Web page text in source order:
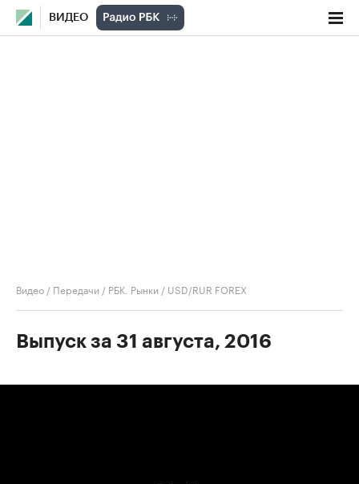
ВИДЕО
Видео / Передачи / РБК. Рынки / USD/RUR FOREX
Выпуск за 31 августа, 2016